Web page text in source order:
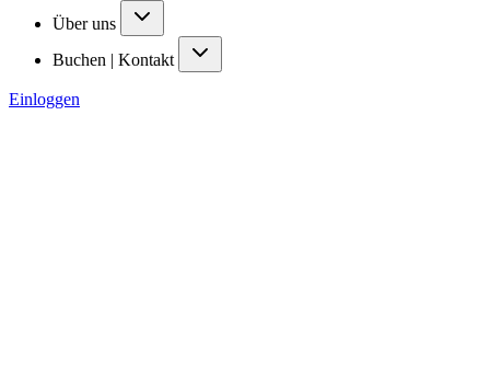
Über uns
Buchen | Kontakt
Einloggen